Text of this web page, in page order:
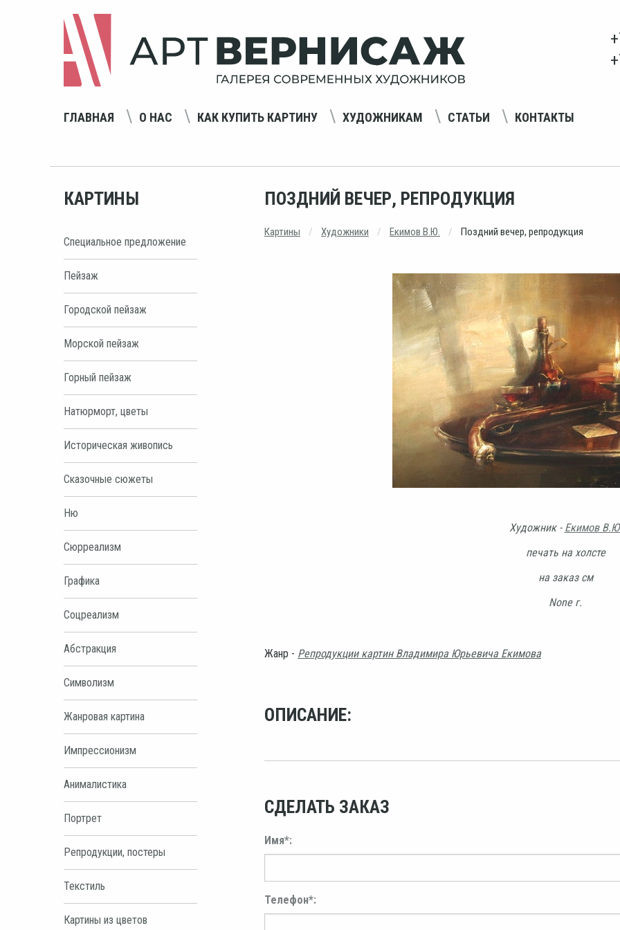
ГЛАВНАЯ О НАС КАК КУПИТЬ КАРТИНУ ХУДОЖНИКАМ СТАТЬИ КОНТАКТЫ
КАРТИНЫ
Специальное предложение
Пейзаж
Городской пейзаж
Морской пейзаж
Горный пейзаж
Натюрморт, цветы
Историческая живопись
Сказочные сюжеты
Ню
Сюрреализм
Графика
Соцреализм
Абстракция
Символизм
Жанровая картина
Импрессионизм
Анималистика
Портрет
Репродукции, постеры
Текстиль
Картины из цветов
ПОЗДНИЙ ВЕЧЕР, РЕПРОДУКЦИЯ
Картины Художники Екимов В.Ю. Поздний вечер, репродукция
Художник - Екимов
печать на холсте
на заказ см
None г.
Жанр - Репродукции картин Владимира Юрьевича Екимова
ОПИСАНИЕ:
СДЕЛАТЬ ЗАКАЗ
Имя*:
Телефон*: